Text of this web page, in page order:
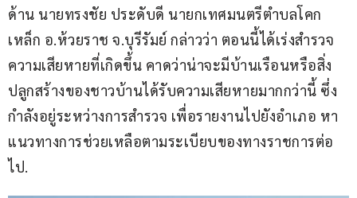
ด้าน นายทรงชัย ประดับดี นายกเทศมนตรีตำบลโคก
เหล็ก อ.ห้วยราช จ.บุรีรัมย์ กล่าวว่า ตอนนี้ได้เร่งสำรวจ
ความเสียหายที่เกิดขึ้น คาดว่าน่าจะมีบ้านเรือนหรือสิ่ง
ปลูกสร้างของชาวบ้านได้รับความเสียหายมากกว่านี้ ซึ่ง
กำลังอยู่ระหว่างการสำรวจ เพื่อรายงานไปยังอำเภอ หา
แนวทางการช่วยเหลือตามระเบียบของทางราชการต่อ
ไป.